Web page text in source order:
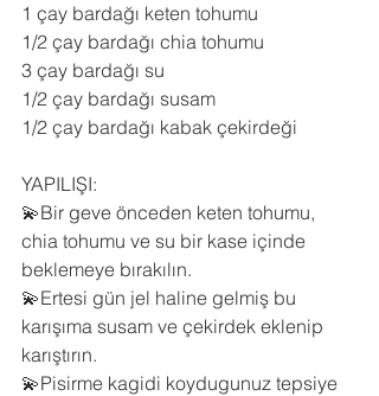
1 çay bardağı keten tohumu
1/2 çay bardağı chia tohumu
3 çay bardağı su
1/2 çay bardağı susam
1/2 çay bardağı kabak çekirdeği
YAPILIŞI:
💫Bir geve önceden keten tohumu,
chia tohumu ve su bir kase içinde
beklemeye bırakılın.
💫Ertesi gün jel haline gelmiş bu
karışıma susam ve çekirdek eklenip
karıştırın.
💫Pisirme kagidi koydugunuz tepsiye